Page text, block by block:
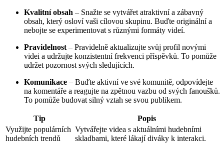
Kvalitní obsah – Snažte se vytvářet atraktivní a zábavný
obsah, který osloví vaši cílovou skupinu. Buďte originální a
nebojte se experimentovat s různými formáty videí.
Pravidelnost – Pravidelně aktualizujte svůj profil novými
videi a udržujte konzistentní frekvenci příspěvků. To pomůže
udržet pozornost svých sledujících.
Komunikace – Buďte aktivní ve své komunitě, odpovídejte
na komentáře a reagujte na zpětnou vazbu od svých fanoušků.
To pomůže budovat silný vztah se svou publikem.
Tip
Popis
Využijte populárních
hudebních trendů
Vytvářejte videa s aktuálními hudebními
skladbami, které lákají diváky k interakci.